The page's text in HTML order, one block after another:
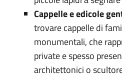
Cappelle e edicole
trovare cappelle di
monumentali, che
private e spesso
architettonici o